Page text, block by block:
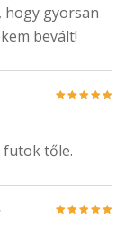
hogy gyorsan
bevált!
futok tőle.